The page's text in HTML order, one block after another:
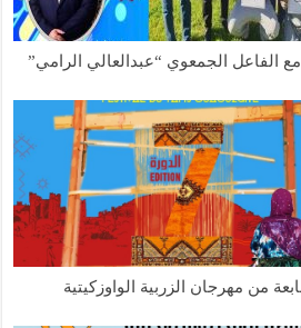
الفاعل الجمعوي “عبدالعالي الرامي”